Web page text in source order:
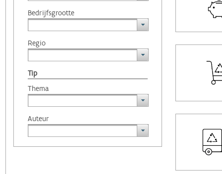
Bedrijfsgrootte
Regio
Tip
Thema
Auteur